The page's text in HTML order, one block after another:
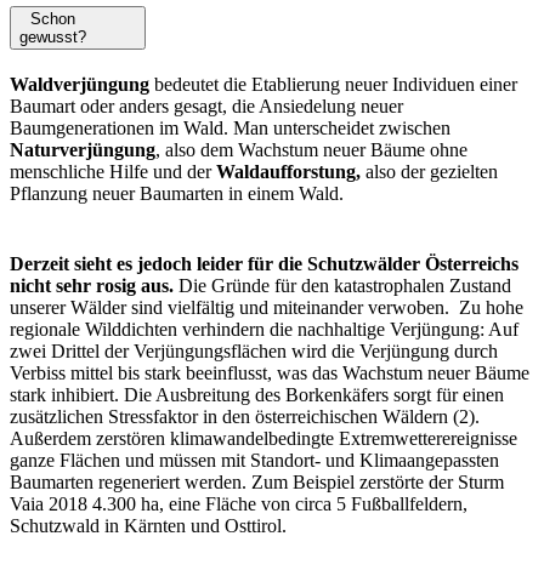
Schon
gewusst?
Waldverjüngung bedeutet die Etablierung neuer Individuen einer
Baumart oder anders gesagt, die Ansiedelung neuer
Baumgenerationen im Wald. Man unterscheidet zwischen
Naturverjüngung, also dem Wachstum neuer Bäume ohne
menschliche Hilfe und derWaldaufforstung, also der gezielten
Pflanzung neuer Baumarten in einem Wald.
Derzeit sieht es jedoch leider für die Schutzwälder Österreichs
nicht sehr rosig aus. Die Gründe für den katastrophalen Zustand
unserer Wälder sind vielfältig und miteinander verwoben. Zu hohe
regionale Wilddichten verhindern die nachhaltige Verjüngung: Auf
zwei Drittel der Verjüngungsflächen wird die Verjüngung durch
Verbiss mittel bis stark beeinflusst, was das Wachstum neuer Bäume
stark inhibiert. Die Ausbreitung des Borkenkäfers sorgt für einen
zusätzlichen Stressfaktor in den österreichischen Wäldern (2).
Außerdem zerstören klimawandelbedingte Extremwetterereignisse
ganze Flächen und müssen mit Standort- und Klimaangepassten
Baumarten regeneriert werden. Zum Beispiel zerstörte der Sturm
Vaia 2018 4.300 ha, eine Fläche von circa 5 Fußballfeldern,
Schutzwald in Kärnten und Osttirol.